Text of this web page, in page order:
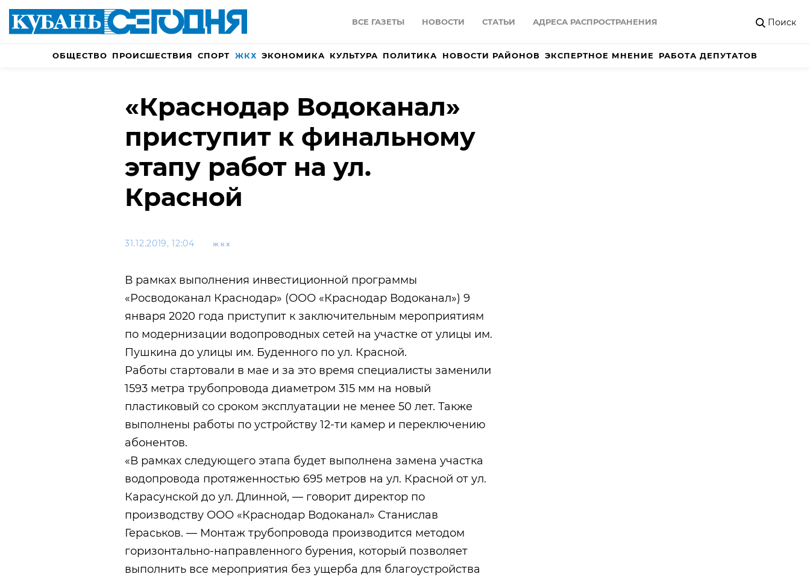
ВСЕ ГАЗЕТЫ НОВОСТИ СТАТЬИ АДРЕСА РАСПРОСТРАНЕНИЯ Поиск
ОБЩЕСТВО ПРОИСШЕСТВИЯ СПОРТ ЖКХ ЭКОНОМИКА КУЛЬТУРА ПОЛИТИКА НОВОСТИ РАЙОНОВ ЭКСПЕРТНОЕ МНЕНИЕ РАБОТА ДЕПУТАТОВ
«Краснодар Водоканал»
приступит к финальному
этапу работ на ул.
Красной
31.12.2019, 12:04 ЖКХ
В рамках выполнения инвестиционной программы
«Росводоканал Краснодар» (ООО «Краснодар Водоканал») 9
января 2020 года приступит к заключительным мероприятиям
по модернизации водопроводных сетей на участке от улицы им.
Пушкина до улицы им. Буденного по ул. Красной.
Работы стартовали в мае и за это время специалисты заменили
1593 метра трубопровода диаметром 315 мм на новый
пластиковый со сроком эксплуатации не менее 50 лет. Также
выполнены работы по устройству 12-ти камер и переключению
абонентов.
«В рамках следующего этапа будет выполнена замена участка
водопровода протяженностью 695 метров на ул. Красной от ул.
Карасунской до ул. Длинной, — говорит директор по
производству ООО «Краснодар Водоканал» Станислав
Гераськов. — Монтаж трубопровода производится методом
горизонтально-направленного бурения, который позволяет
выполнить все мероприятия без ущерба для благоустройства